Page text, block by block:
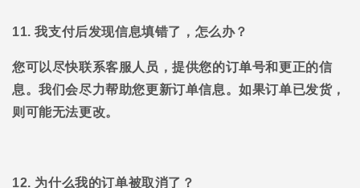
11. 我支付后发现信息填错了，怎么办？
您可以尽快联系客服人员，提供您的订单号和更正的信
息。我们会尽力帮助您更新订单信息。如果订单已发货，
则可能无法更改。
12. 为什么我的订单被取消了？